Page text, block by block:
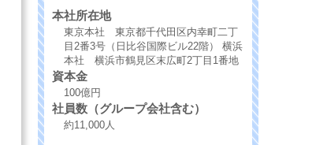
本社所在地
東京本社 東京都千代田区内幸町二丁
目2番3号（日比谷国際ビル22階） 横浜
本社 横浜市鶴見区末広町2丁目1番地
資本金
100億円
社員数（グループ会社含む）
約11,000人